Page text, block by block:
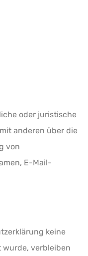
oder juristische
anderen über die
von
E-Mail-
keine
wurde, verbleiben